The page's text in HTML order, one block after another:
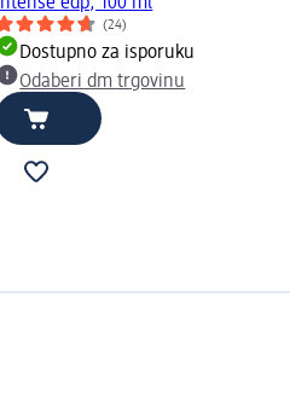
(24)
Dostupno za isporuku
Odaberi dm trgovinu